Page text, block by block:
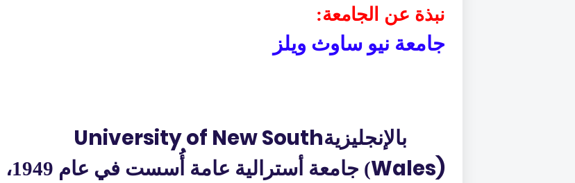
نبذة عن الجامعة:
جامعة نيو ساوث ويلز
بالإنجليزيةUniversity of New South
Wales)‏) جامعة أسترالية عامة
أُسست في عام 1949،